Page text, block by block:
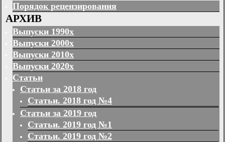
Порядок рецензирования
АРХИВ
Выпуски 1990х
Выпуски 2000х
Выпуски 2010х
Выпуски 2020х
Статьи
Статьи за 2018 год
Статьи. 2018 год №4
Статьи за 2019 год
Статьи. 2019 год №1
Статьи. 2019 год №2